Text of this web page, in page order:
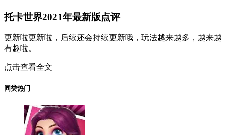
托卡世界2021年最新版点评
更新啦更新啦，后续还会持续更新哦，玩法越来越多，越来越
有趣啦。
点击查看全文
同类热门